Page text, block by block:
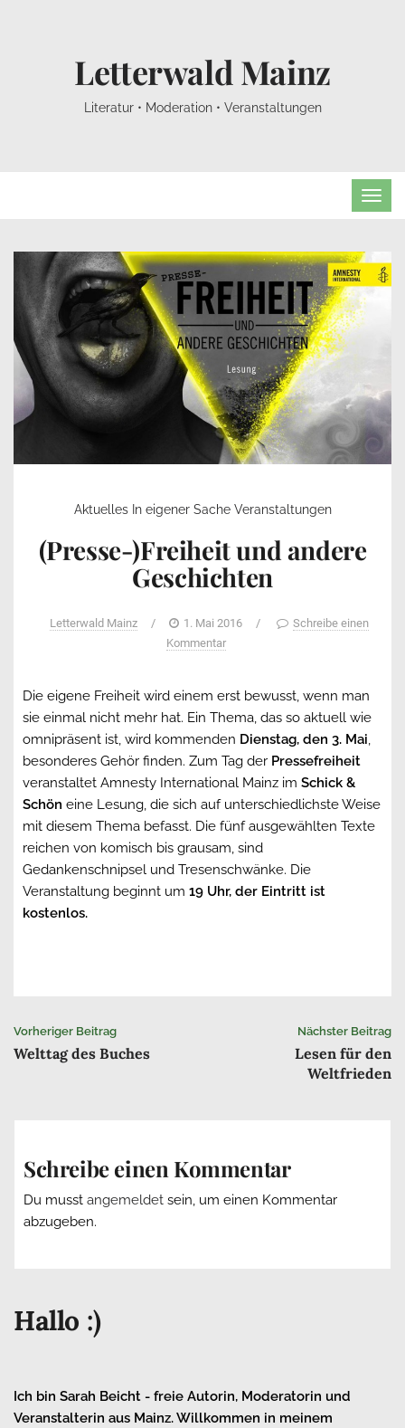
Letterwald Mainz
Literatur • Moderation • Veranstaltungen
Aktuelles In eigener Sache Veranstaltungen
(Presse-)Freiheit und andere
Geschichten
Letterwald Mainz / 1. Mai 2016 /
Schreibe einen
Kommentar
Die eigene Freiheit wird einem erst bewusst, wenn man
sie einmal nicht mehr hat. Ein Thema, das so aktuell wie
omnipräsent ist, wird kommenden Dienstag, den 3. Mai,
besonderes Gehör finden. Zum Tag der Pressefreiheit
veranstaltet Amnesty International Mainz im Schick &
Schön eine Lesung, die sich auf unterschiedlichste Weise
mit diesem Thema befasst. Die fünf ausgewählten Texte
reichen von komisch bis grausam, sind
Gedankenschnipsel und Tresenschwänke. Die
Veranstaltung beginnt um 19 Uhr, der Eintritt ist
kostenlos.
Beitrags-
Navigation
Vorheriger Beitrag
Welttag des Buches
Nächster Beitrag
Lesen für den
Weltfrieden
Schreibe einen Kommentar
Du musst angemeldet sein, um einen Kommentar
abzugeben.
Hallo :)
Ich bin Sarah Beicht - freie Autorin, Moderatorin und
Veranstalterin aus Mainz. Willkommen in meinem